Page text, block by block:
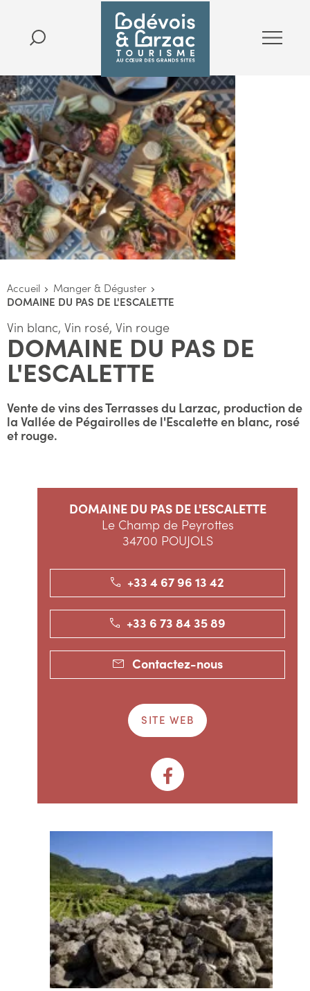
Accueil
Manger & Déguster
DOMAINE DU PAS DE L'ESCALETTE
Vin blanc, Vin rosé, Vin rouge
DOMAINE DU PAS DE
L'ESCALETTE
Vente de vins des Terrasses du Larzac, production de
la Vallée de Pégairolles de l'Escalette en blanc, rosé
et rouge.
DOMAINE DU PAS DE L'ESCALETTE
Le Champ de Peyrottes
34700 POUJOLS
+33 4 67 96 13 42
+33 6 73 84 35 89
Contactez-nous
SITE WEB